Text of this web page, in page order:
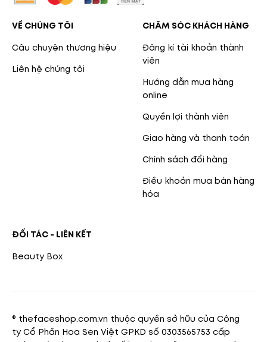
VỀ CHÚNG TÔI
Câu chuyện thương hiệu
Liên hệ chúng tôi
CHĂM SÓC KHÁCH HÀNG
Đăng kí tài khoản thành
viên
Hướng dẫn mua hàng
online
Quyền lợi thành viên
Giao hàng và thanh toán
Chính sách đổi hàng
Điều khoản mua bán hàng
hóa
ĐỐI TÁC - LIÊN KẾT
Beauty Box
® thefaceshop.com.vn thuộc quyền sở hữu của Công
ty Cổ Phần Hoa Sen Việt GPKD số 0303565753 cấp